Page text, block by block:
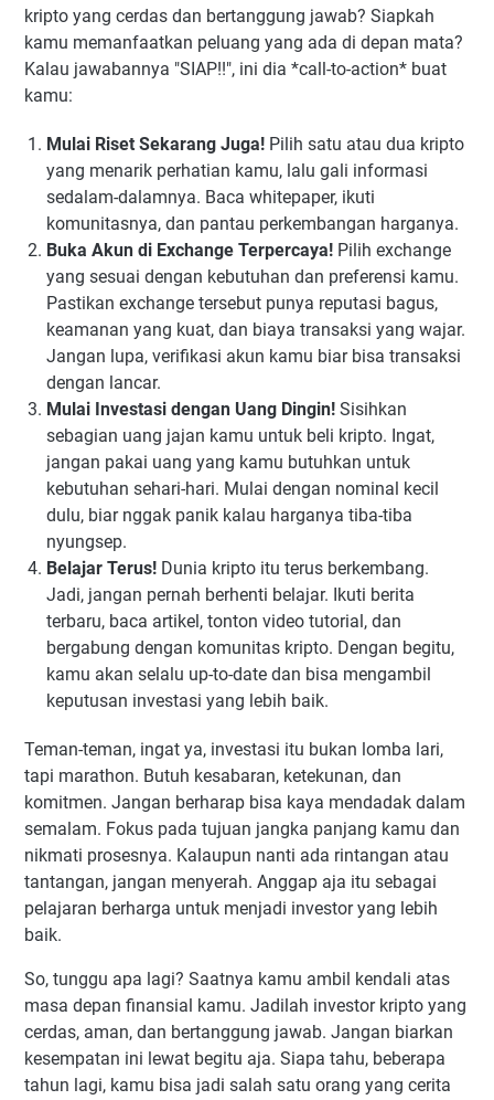
kripto yang cerdas dan bertanggung jawab? Siapkah
kamu memanfaatkan peluang yang ada di depan mata?
Kalau jawabannya "SIAP!!", ini dia *call-to-action* buat
kamu:
Mulai Riset Sekarang Juga! Pilih satu atau dua kripto
yang menarik perhatian kamu, lalu gali informasi
sedalam-dalamnya. Baca whitepaper, ikuti
komunitasnya, dan pantau perkembangan harganya.
Buka Akun di Exchange Terpercaya! Pilih exchange
yang sesuai dengan kebutuhan dan preferensi kamu.
Pastikan exchange tersebut punya reputasi bagus,
keamanan yang kuat, dan biaya transaksi yang wajar.
Jangan lupa, verifikasi akun kamu biar bisa transaksi
dengan lancar.
Mulai Investasi dengan Uang Dingin! Sisihkan
sebagian uang jajan kamu untuk beli kripto. Ingat,
jangan pakai uang yang kamu butuhkan untuk
kebutuhan sehari-hari. Mulai dengan nominal kecil
dulu, biar nggak panik kalau harganya tiba-tiba
nyungsep.
Belajar Terus! Dunia kripto itu terus berkembang.
Jadi, jangan pernah berhenti belajar. Ikuti berita
terbaru, baca artikel, tonton video tutorial, dan
bergabung dengan komunitas kripto. Dengan begitu,
kamu akan selalu up-to-date dan bisa mengambil
keputusan investasi yang lebih baik.
Teman-teman, ingat ya, investasi itu bukan lomba lari,
tapi marathon. Butuh kesabaran, ketekunan, dan
komitmen. Jangan berharap bisa kaya mendadak dalam
semalam. Fokus pada tujuan jangka panjang kamu dan
nikmati prosesnya. Kalaupun nanti ada rintangan atau
tantangan, jangan menyerah. Anggap aja itu sebagai
pelajaran berharga untuk menjadi investor yang lebih
baik.
So, tunggu apa lagi? Saatnya kamu ambil kendali atas
masa depan finansial kamu. Jadilah investor kripto yang
cerdas, aman, dan bertanggung jawab. Jangan biarkan
kesempatan ini lewat begitu aja. Siapa tahu, beberapa
tahun lagi, kamu bisa jadi salah satu orang yang cerita